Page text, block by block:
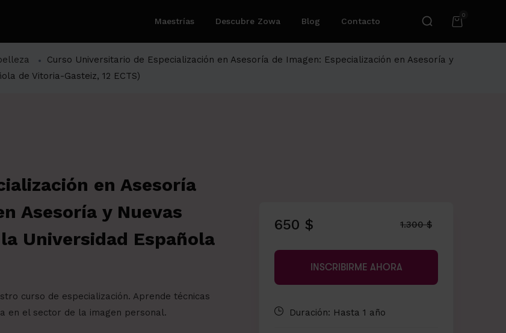
Maestrías Descubre Zowa Blog Contacto
0
Curso Universitario de Especialización en Asesoría de Imagen: Especialización en Asesoría y
de Vitoria-Gasteiz, 12 ECTS)
en Asesoría
Asesoría y Nuevas
Universidad Española
curso de especialización. Aprende técnicas
en el sector de la imagen personal.
650 $ 1.300 $
INSCRIBIRME AHORA
Duración: Hasta 1 año